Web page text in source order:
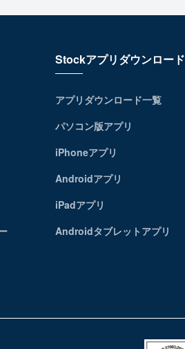
Stockアプリダウンロード
アプリダウンロード一覧
パソコン版アプリ
iPhoneアプリ
Androidアプリ
iPadアプリ
Androidタブレットアプリ